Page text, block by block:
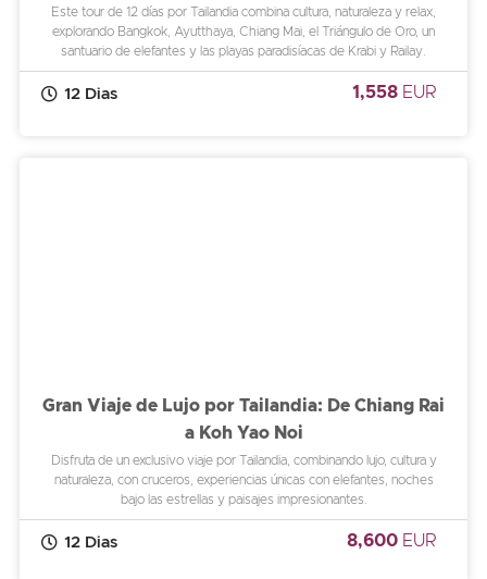
Este tour de 12 días por Tailandia combina cultura, naturaleza y relax,
explorando Bangkok, Ayutthaya, Chiang Mai, el Triángulo de Oro, un
santuario de elefantes y las playas paradisíacas de Krabi y Railay.
12 Dias 1,558 EUR
Gran Viaje de Lujo por Tailandia: De Chiang Rai
a Koh Yao Noi
Disfruta de un exclusivo viaje por Tailandia, combinando lujo, cultura y
naturaleza, con cruceros, experiencias únicas con elefantes, noches
bajo las estrellas y paisajes impresionantes.
12 Dias 8,600 EUR